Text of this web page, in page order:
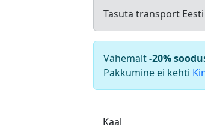
Tasuta transport
Vähemalt-20%
Pakkumine ei kehti
Kaal